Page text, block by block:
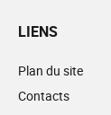
LIENS
Plan du site
Contacts